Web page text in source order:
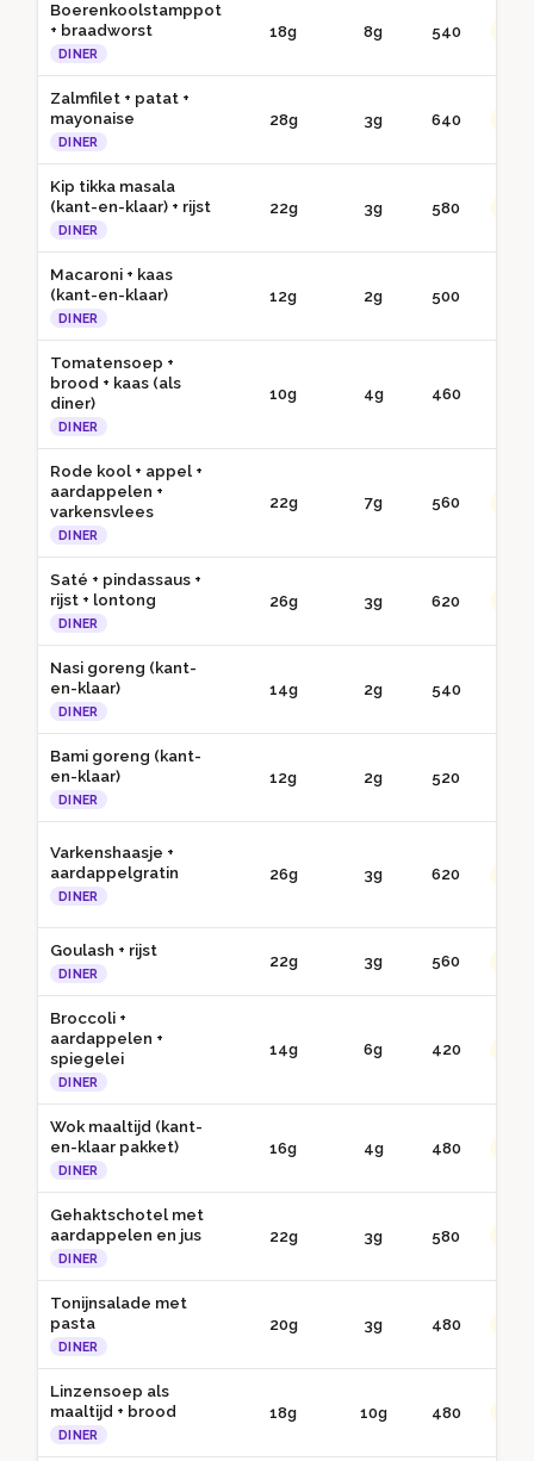
Boerenkoolstamppot
+ braadworst
DINER
18g 8g 540
Zalmfilet + patat +
mayonaise
DINER
28g 3g 640
Kip tikka masala
(kant-en-klaar) + rijst
DINER
22g 3g 580
Macaroni + kaas
(kant-en-klaar)
DINER
12g 2g 500
Tomatensoep +
brood + kaas (als
diner)
DINER
10g 4g 460
Rode kool + appel +
aardappelen +
varkensvlees
DINER
22g 7g 560
Saté + pindassaus +
rijst + lontong
DINER
26g 3g 620
Nasi goreng (kant-
en-klaar)
DINER
14g 2g 540
Bami goreng (kant-
en-klaar)
DINER
12g 2g 520
Varkenshaasje +
aardappelgratin
DINER
26g 3g 620
Goulash + rijst
DINER
22g 3g 560
Broccoli +
aardappelen +
spiegelei
DINER
14g 6g 420
Wok maaltijd (kant-
en-klaar pakket)
DINER
16g 4g 480
Gehaktschotel met
aardappelen en jus
DINER
22g 3g 580
Tonijnsalade met
pasta
DINER
20g 3g 480
Linzensoep als
maaltijd + brood
DINER
18g 10g 480